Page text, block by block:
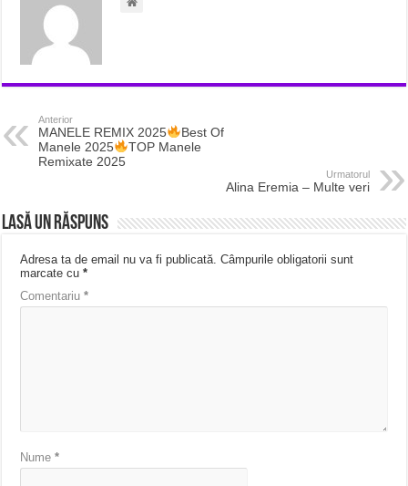
Anterior
MANELE REMIX 2025
Best Of
Manele 2025
TOP Manele
Remixate 2025
Urmatorul
Alina Eremia – Multe veri
Lasă un răspuns
Adresa ta de email nu va fi publicată. Câmpurile obligatorii sunt
marcate cu*
Comentariu*
Nume*